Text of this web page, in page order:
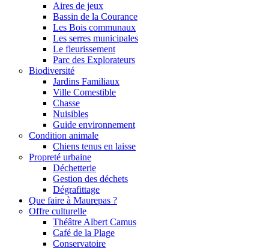
Aires de jeux
Bassin de la Courance
Les Bois communaux
Les serres municipales
Le fleurissement
Parc des Explorateurs
Biodiversité
Jardins Familiaux
Ville Comestible
Chasse
Nuisibles
Guide environnement
Condition animale
Chiens tenus en laisse
Propreté urbaine
Déchetterie
Gestion des déchets
Dégrafittage
Que faire à Maurepas ?
Offre culturelle
Théâtre Albert Camus
Café de la Plage
Conservatoire